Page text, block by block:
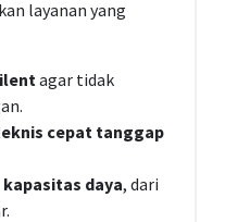
layanan yang
agar tidak
cepat tanggap
daya, dari